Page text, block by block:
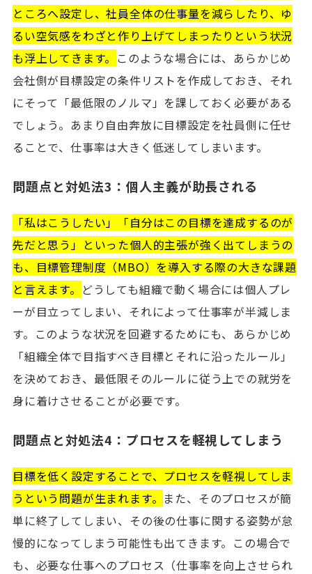
ところへ設定し、社員全体の仕事量を減らしたり、ゆ
るい空気感をわざと作り上げてしまったりという状況
も浮上してきます。 このような場合には、あらかじめ
会社側が目標設定の条件リストを作成しておき、それ
にそって「最低限のノルマ」を課しておく必要がある
でしょう。あまり自由奔放に目標設定を社員側に任せ
ることで、仕事率は大きく低迷してしまいます。
問題点と対処法3：個人主義が助長される
「私はこうしたい」「自分はこの目標を達成するのが
先だと思う」といった個人的主張が強く出てしまうの
も、目標管理制度（MBO）を導入する際の大きな課題
と言えます。 どうしても組織で動く場合には個人プレ
ーが目立ってしまい、それによって仕事率が半減しま
す。このような状況を回避するためにも、あらかじめ
「組織全体で目指すべき目標とそれに沿ったルール」
を決めておき、最低限そのルールに従う上での就労を
身に着けさせることが必要です。
問題点と対処法4：プロセスを軽視してしまう
目標を低く設定することで、プロセスを軽視してしま
うという問題が生まれます。 また、そのプロセスが簡
単に終了してしまい、その後の仕事に関する姿勢が怠
慢的になってしまう可能性も出てきます。この場合で
も、必要な仕事へのプロセス（仕事率を向上させられ